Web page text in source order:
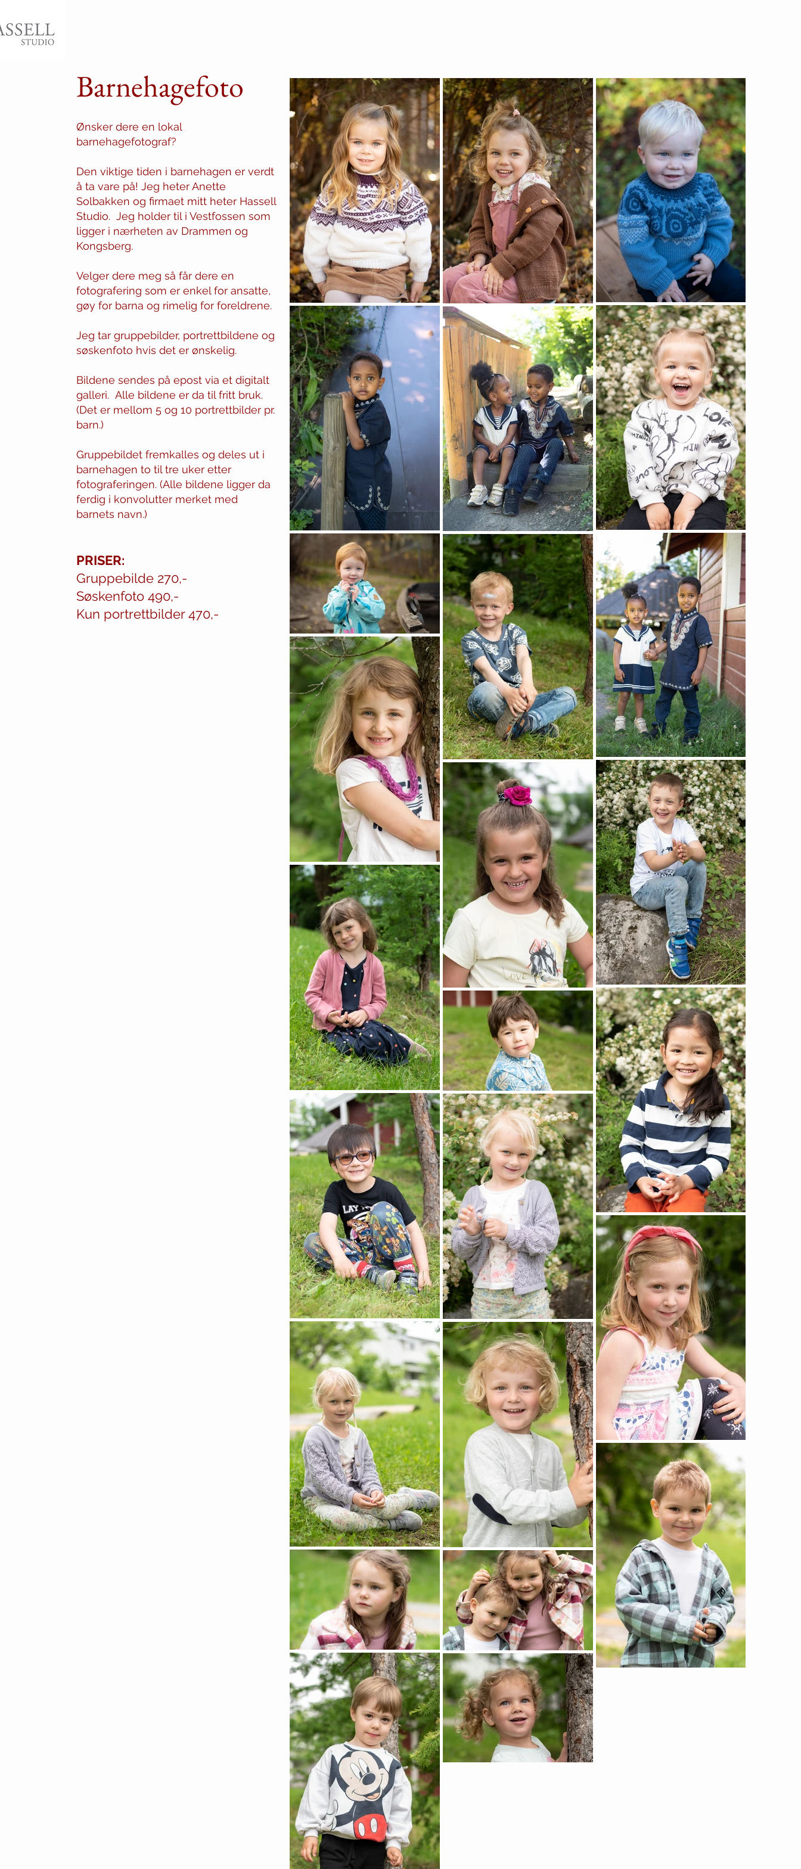
Barnehagefoto
Ønsker dere en lokal
barnehagefotograf?
Den viktige tiden i barnehagen er verdt
å ta vare på! Jeg heter Anette
Solbakken og firmaet mitt heter Hassell
Studio. Jeg holder til i Vestfossen som
ligger i nærheten av Drammen og
Kongsberg.
Velger dere meg så får dere en
fotografering som er enkel for ansatte,
gøy for barna og rimelig for foreldrene.
Jeg tar gruppebilder, portrettbildene og
søskenfoto hvis det er ønskelig.
Bildene sendes på epost via et digitalt
galleri. Alle bildene er da til fritt bruk.
(Det er mellom 5 og 10 portrettbilder pr.
barn.)
Gruppebildet fremkalles og deles ut i
barnehagen to til tre uker etter
fotograferingen. (Alle bildene ligger da
ferdig i konvolutter merket med
barnets navn.)
PRISER:
Gruppebilde 270,-
Søskenfoto 490,-
Kun portrettbilder 470,-